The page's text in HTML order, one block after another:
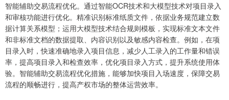
智能辅助交易流程优化。通过智能OCR技术和大模型技术对项目录入
和审核功能进行优化。精准识别标准纸质文件，依据业务规范建立数
据计算关系模型；运用大模型技术结合规则模板，实现标准文本文件
和非标准文档的数据提取、内容识别以及敏感内容检查。例如，在项
目录入时，快速准确地录入项目信息，减少人工录入的工作量和错误
率，提高项目录入和检查效率，优化项目录入方式，提升系统使用体
验。智能辅助交易流程优化措施，能够加快项目入场速度，保障交易
流程的顺畅进行，提高产权市场的整体运营效率。